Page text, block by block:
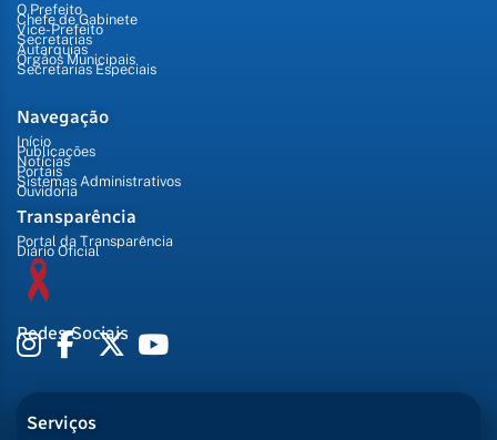
O Prefeito
Chefe de Gabinete
Vice-Prefeito
Secretarias
Autarquias
Órgãos Municipais
Secretarias Especiais
Navegação
Início
Publicações
Notícias
Portais
Sistemas Administrativos
Ouvidoria
Transparência
Portal da Transparência
Diário Oficial
Redes Sociais
Serviços